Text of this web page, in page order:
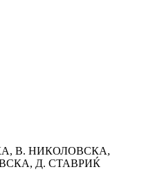
В. НИКОЛОВСКА,
Д. СТАВРИЌ